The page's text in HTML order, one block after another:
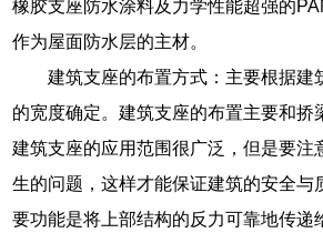
橡胶支座防水涂料及力学性能超强的
作为屋面防水层的主材。
建筑支座的布置方式：主要根据建
的宽度确定。建筑支座的布置主要和挢
建筑支座的应用范围很广泛，但是要注
生的问题，这样才能保证建筑的安全与
要功能是将上部结构的反力可靠地传递